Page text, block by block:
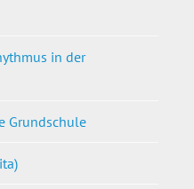
in der
Grundschule